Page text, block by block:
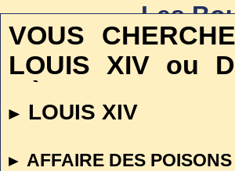
Les
VOUS
LOUIS XIV ou
Cette page
personnalité
► LOUIS XIV
► AFFAIRE DES POISONS
au 22 juin 2021